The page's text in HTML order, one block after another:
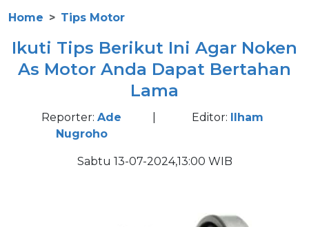
Home Tips Motor
Ikuti Tips Berikut Ini Agar Noken
As Motor Anda Dapat Bertahan
Lama
Reporter: Ade
Nugroho
Editor: Ilham
Sabtu 13-07-2024,13:00 WIB